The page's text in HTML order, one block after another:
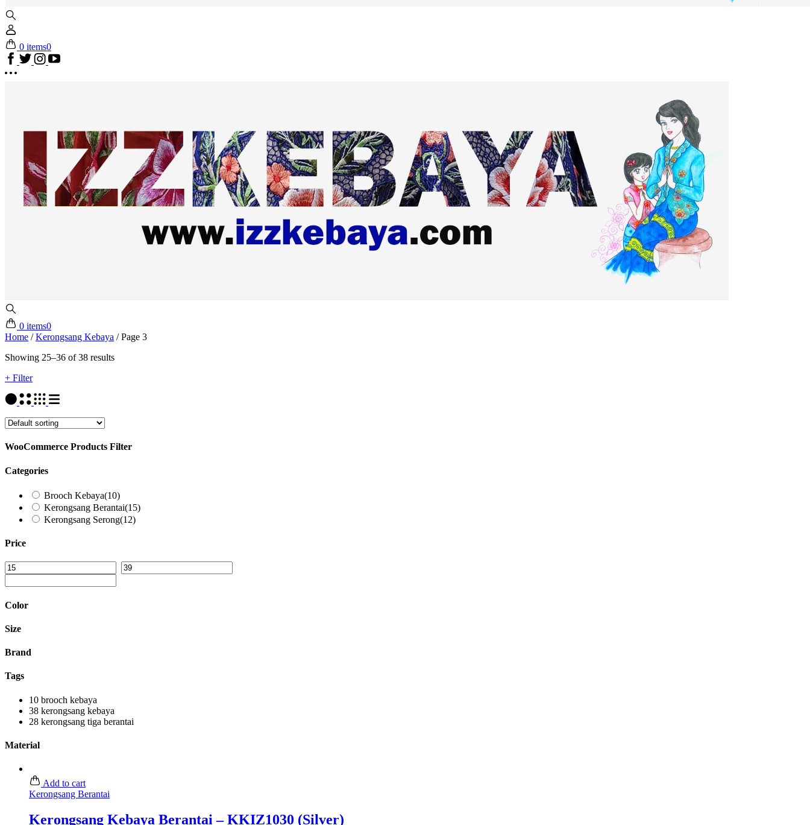
0 items0
0 items0
Home /Kerongsang Kebaya /Page 3
Showing 25–36 of 38 results
+ Filter
WooCommerce Products Filter
Categories
Brooch Kebaya(10)
Kerongsang Berantai(15)
Kerongsang Serong(12)
Price
Color
Size
Brand
Tags
10 brooch kebaya
38 kerongsang kebaya
28 kerongsang tiga berantai
Material
Add to cart
Kerongsang Berantai
Kerongsang Kebaya Berantai – KKIZ1030 (Silver)